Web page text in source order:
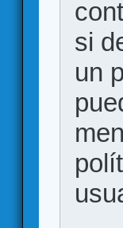
si
un